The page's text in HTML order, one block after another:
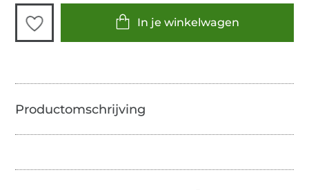
In je winkelwagen